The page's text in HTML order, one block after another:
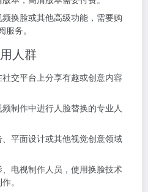
换脸或其他高级功能，需要购
务。
人群
交平台上分享有趣或创意内容
制作中进行人脸替换的专业人
平面设计或其他视觉创意领域
电视制作人员，使用换脸技术
。